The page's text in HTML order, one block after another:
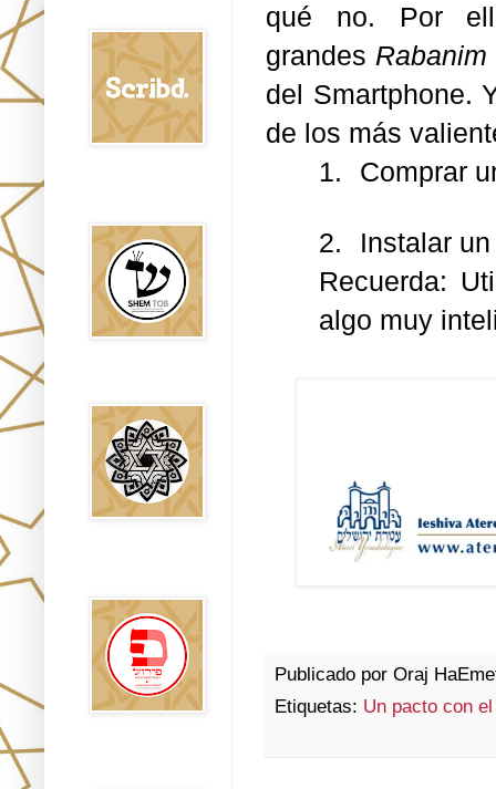
qué no. Por
grandes Rabanim
del Smartphone.
de los más
1.
Comprar
2.
Instalar
Recuerda:
algo muy
Publicado por Oraj
Etiquetas: Un pacto con